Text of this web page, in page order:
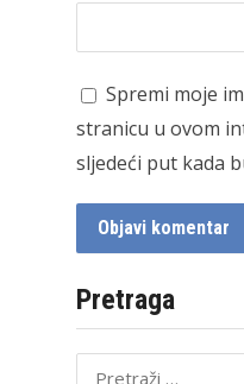
Spremi moje
stranicu u ovom
sljedeći put kada
Pretraga
Pretraži: